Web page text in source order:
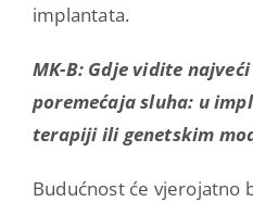
implantata.
MK-B: Gdje vidite
poremećaja sluha: u
terapiji ili genetskim
Budućnost će vjerojatno